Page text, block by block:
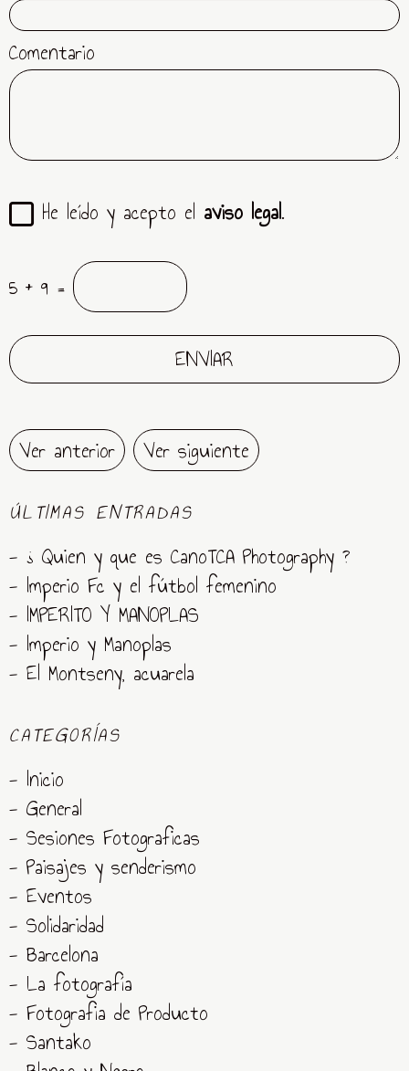
Comentario
He leído y acepto el aviso legal.
5 + 9 =
Ver anterior Ver siguiente
ÚLTIMAS ENTRADAS
- ¿ Quien y que es CanoTCA Photography ?
- Imperio Fc y el fútbol femenino
- IMPERITO Y MANOPLAS
- Imperio y Manoplas
- El Montseny, acuarela
CATEGORÍAS
- Inicio
- General
- Sesiones Fotograficas
- Paisajes y senderismo
- Eventos
- Solidaridad
- Barcelona
- La fotografía
- Fotografia de Producto
- Santako